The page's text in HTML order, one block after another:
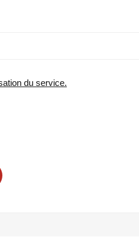
du service.